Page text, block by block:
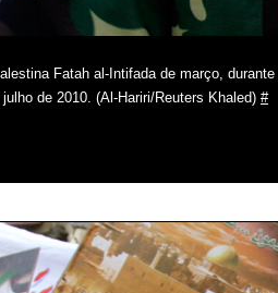
Fatah al-Intifada de março,
de 2010. (Al-Hariri/Reuters Khaled) #